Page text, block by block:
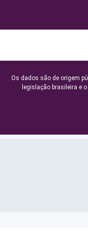
Os dados são de origem
legislação brasileira e